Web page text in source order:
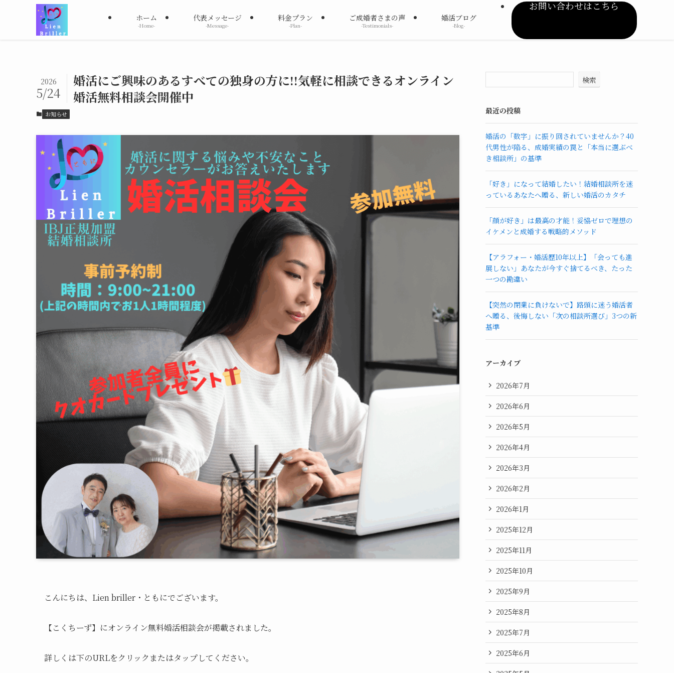
ホーム
-Home-
代表メッセージ
-Message-
料金プラン
-Plan-
ご成婚者さまの声
-Testimonials-
婚活ブログ
-Blog-
お問い合わせはこちら
婚活にご興味のあるすべての独身の方に!!気軽に相談できるオンライン
婚活無料相談会開催中
2026
5/24
お知らせ
こんにちは、Lien briller・ともにでございます。
【こくちーず】にオンライン無料婚活相談会が掲載されました。
詳しくは下のURLをクリックまたはタップしてください。
検索
最近の投稿
婚活の「数字」に振り回されていませんか？40
代男性が陥る、成婚実績の罠と「本当に選ぶべ
き相談所」の基準
「好き」になって結婚したい！結婚相談所を迷
っているあなたへ贈る、新しい婚活のカタチ
「顔が好き」は最高の才能！妥協ゼロで理想の
イケメンと成婚する戦略的メソッド
【アラフォー・婚活歴10年以上】「会っても進
展しない」あなたが今すぐ捨てるべき、たった
一つの勘違い
【突然の閉業に負けないで】路頭に迷う婚活者
へ贈る、後悔しない「次の相談所選び」3つの新
基準
アーカイブ
2026年7月
2026年6月
2026年5月
2026年4月
2026年3月
2026年2月
2026年1月
2025年12月
2025年11月
2025年10月
2025年9月
2025年8月
2025年7月
2025年6月